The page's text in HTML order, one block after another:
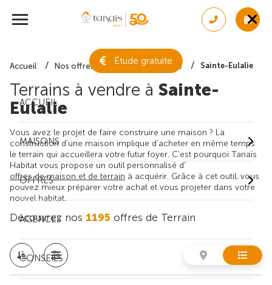
Étude gratuite
ACCUEIL
MAISONS
OFFRES
AGENCES
CONSEILS
Accueil Nos offres de terrain Gironde Sainte-Eulalie
Terrains à vendre à Sainte-
Eulalie
Vous avez le projet de faire construire une maison ? La
construction d'une maison implique d'acheter en même temps
le terrain qui accueillera votre futur foyer. C'est pourquoi Tanaïs
Habitat vous propose un outil personnalisé d'
offres de maison et de terrain à acquérir. Grâce à cet outil, vous
pouvez mieux préparer votre achat et vous projeter dans votre
nouvel habitat.
Découvrez nos 1195 offres de Terrain